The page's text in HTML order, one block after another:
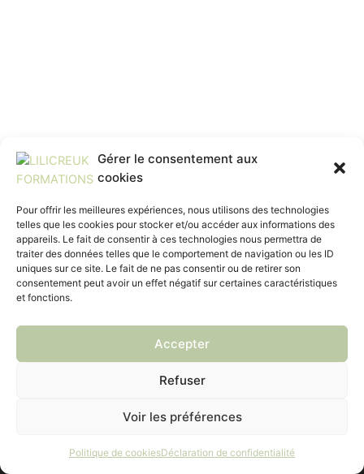
Gérer le consentement aux
cookies
Pour offrir les meilleures expériences, nous utilisons des technologies
telles que les cookies pour stocker et/ou accéder aux informations des
appareils. Le fait de consentir à ces technologies nous permettra de
traiter des données telles que le comportement de navigation ou les ID
uniques sur ce site. Le fait de ne pas consentir ou de retirer son
consentement peut avoir un effet négatif sur certaines caractéristiques
et fonctions.
Accepter
Refuser
Voir les préférences
Politique de cookiesDéclaration de confidentialité
©2023 Copyright LILICREUK - Créé par LZRSTUDIO